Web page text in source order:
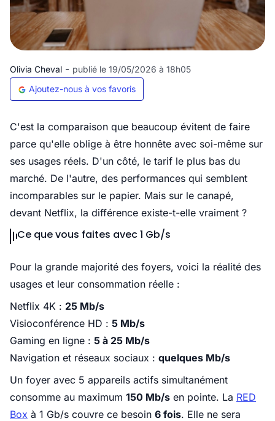
Olivia Cheval - publié le 19/05/2026 à 18h05
Ajoutez-nous à vos favoris
C'est la comparaison que beaucoup évitent de faire
parce qu'elle oblige à être honnête avec soi-même sur
ses usages réels. D'un côté, le tarif le plus bas du
marché. De l'autre, des performances qui semblent
incomparables sur le papier. Mais sur le canapé,
devant Netflix, la différence existe-t-elle vraiment ?
Ce que vous faites avec 1 Gb/s
Pour la grande majorité des foyers, voici la réalité des
usages et leur consommation réelle :
Netflix 4K : 25 Mb/s
Visioconférence HD : 5 Mb/s
Gaming en ligne : 5 à 25 Mb/s
Navigation et réseaux sociaux : quelques Mb/s
Un foyer avec 5 appareils actifs simultanément
consomme au maximum 150 Mb/s en pointe. La RED
Box à 1 Gb/s couvre ce besoin 6 fois. Elle ne sera